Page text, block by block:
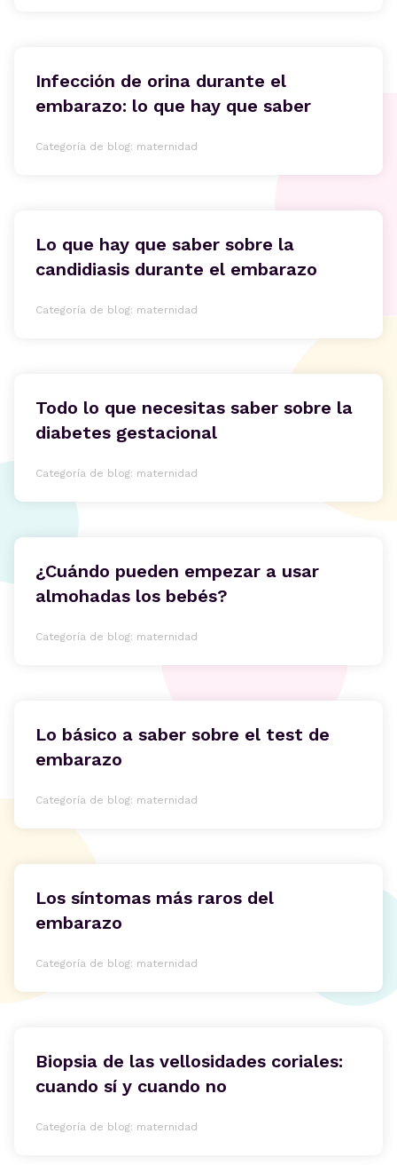
Infección de orina durante el
embarazo: lo que hay que saber
Categoría de blog: maternidad
Lo que hay que saber sobre la
candidiasis durante el embarazo
Categoría de blog: maternidad
Todo lo que necesitas saber sobre la
diabetes gestacional
Categoría de blog: maternidad
¿Cuándo pueden empezar a usar
almohadas los bebés?
Categoría de blog: maternidad
Lo básico a saber sobre el test de
embarazo
Categoría de blog: maternidad
Los síntomas más raros del
embarazo
Categoría de blog: maternidad
Biopsia de las vellosidades coriales:
cuando sí y cuando no
Categoría de blog: maternidad